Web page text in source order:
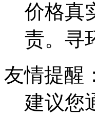
价格真
责。寻
友情提醒：
建议您